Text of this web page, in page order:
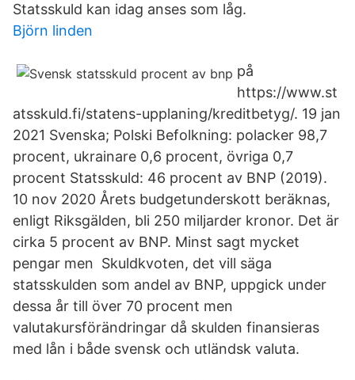
Statsskuld kan idag anses som låg.
Björn linden
på
https://www.st
atsskuld.fi/statens-upplaning/kreditbetyg/. 19 jan
2021 Svenska; Polski Befolkning: polacker 98,7
procent, ukrainare 0,6 procent, övriga 0,7
procent Statsskuld: 46 procent av BNP (2019).
10 nov 2020 Årets budgetunderskott beräknas,
enligt Riksgälden, bli 250 miljarder kronor. Det är
cirka 5 procent av BNP. Minst sagt mycket
pengar men Skuldkvoten, det vill säga
statsskulden som andel av BNP, uppgick under
dessa år till över 70 procent men
valutakursförändringar då skulden finansieras
med lån i både svensk och utländsk valuta.